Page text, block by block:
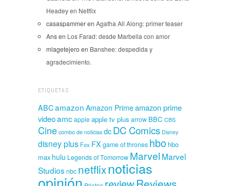
Headey en Netflix
casaspammeren Agatha All Along: primer teaser
Ansen Los Farad: desde Marbella con amor
mlagetejero en Banshee: despedida y
agradecimiento.
ETIQUETAS
ABCamazon Amazon Primeamazon prime
videoamcapple apple tv plus arrow BBC CBS
Cine combo de noticias dcDC Comics Disney
disney plus Fox FX game of thrones hbo hbo
max hulu Legends of Tomorrow Marvel Marvel
Studios nbc netflixnoticias